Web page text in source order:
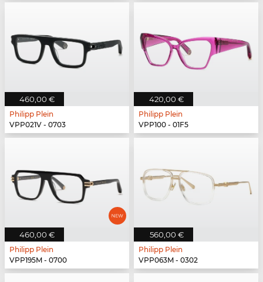
460,00 €
Philipp Plein
VPP021V - 0703
420,00 €
Philipp Plein
VPP100 - 01F5
460,00 €
Philipp Plein
VPP195M - 0700
560,00 €
Philipp Plein
VPP063M - 0302